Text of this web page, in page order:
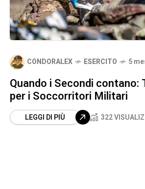
CONDORALEX ESERCITO 5
Quando i Secondi contano:
per i Soccorritori Militari
LEGGI DI PIÙ 322